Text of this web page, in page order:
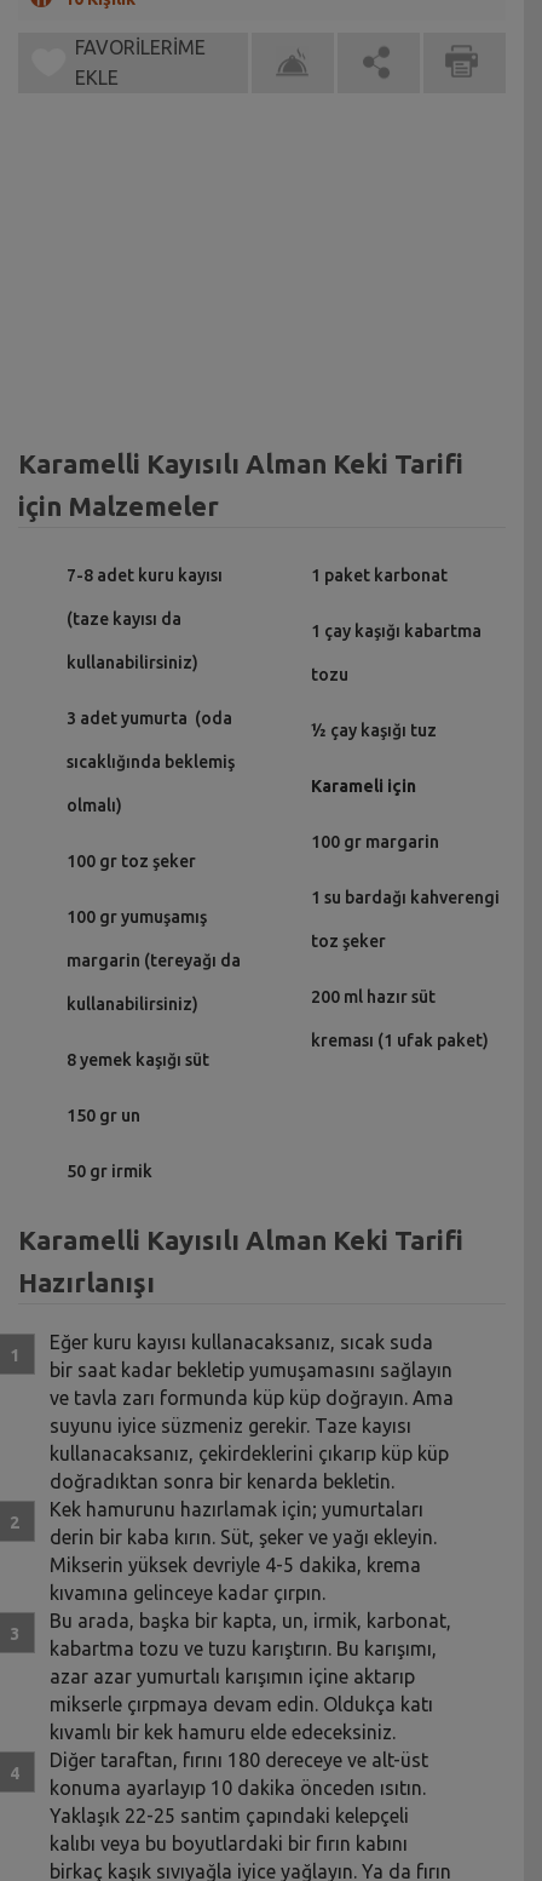
FAVORİLERİME
EKLE
Karamelli Kayısılı Alman Keki Tarifi
için Malzemeler
7-8 adet kuru kayısı
(taze kayısı da
kullanabilirsiniz)
3 adet yumurta (oda
sıcaklığında beklemiş
olmalı)
100 gr toz şeker
100 gr yumuşamış
margarin (tereyağı da
kullanabilirsiniz)
8 yemek kaşığı süt
150 gr un
50 gr irmik
1 paket karbonat
1 çay kaşığı kabartma
tozu
½ çay kaşığı tuz
Karameli için
100 gr margarin
1 su bardağı kahverengi
toz şeker
200 ml hazır süt
kreması (1 ufak paket)
Karamelli Kayısılı Alman Keki Tarifi
Hazırlanışı
Eğer kuru kayısı kullanacaksanız, sıcak suda
bir saat kadar bekletip yumuşamasını sağlayın
ve tavla zarı formunda küp küp doğrayın. Ama
suyunu iyice süzmeniz gerekir. Taze kayısı
kullanacaksanız, çekirdeklerini çıkarıp küp küp
doğradıktan sonra bir kenarda bekletin.
Kek hamurunu hazırlamak için; yumurtaları
derin bir kaba kırın. Süt, şeker ve yağı ekleyin.
Mikserin yüksek devriyle 4-5 dakika, krema
kıvamına gelinceye kadar çırpın.
Bu arada, başka bir kapta, un, irmik, karbonat,
kabartma tozu ve tuzu karıştırın. Bu karışımı,
azar azar yumurtalı karışımın içine aktarıp
mikserle çırpmaya devam edin. Oldukça katı
kıvamlı bir kek hamuru elde edeceksiniz.
Diğer taraftan, fırını 180 dereceye ve alt-üst
konuma ayarlayıp 10 dakika önceden ısıtın.
Yaklaşık 22-25 santim çapındaki kelepçeli
kalıbı veya bu boyutlardaki bir fırın kabını
birkaç kaşık sıvıyağla iyice yağlayın. Ya da fırın